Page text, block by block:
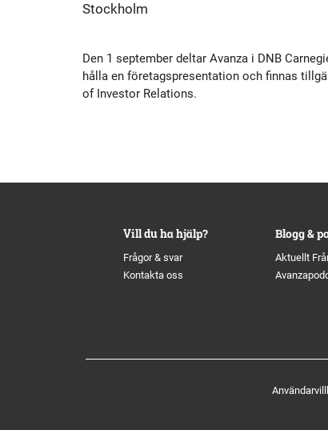
Historik
Kultur
Organisation
Avanza Fonder
Aktien
Kalender
Stockholm
Den 1 september deltar Avanza i DNB
hålla en företagspresentation och finnas
of Investor Relations.
Vill du ha hjälp?
Frågor & svar
Kontakta oss
Blogg &
Aktuellt